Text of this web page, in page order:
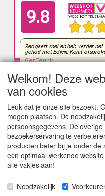
Welkom! Deze
van cookies
Leuk dat je onze site bezoekt.
mogen plaatsen. De
persoonsgegevens. De
bezoekerservaring te
producten beter bij je onder de
een optimaal werkende
alle vakjes aan!
Noodzakelijk